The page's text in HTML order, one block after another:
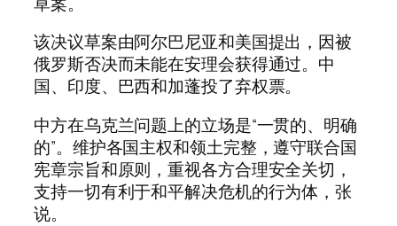
该决议草案由阿尔巴尼亚和美国提出，因被
俄罗斯否决而未能在安理会获得通过。中
国、印度、巴西和加蓬投了弃权票。
中方在乌克兰问题上的立场是“一贯的、明确
的”。维护各国主权和领土完整，遵守联合国
宪章宗旨和原则，重视各方合理安全关切，
支持一切有利于和平解决危机的行为体，张
说。